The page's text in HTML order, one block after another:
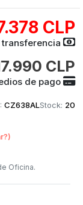
CLP
transferencia
CLP
de pago
CZ638ALStock: 20
Oficina.